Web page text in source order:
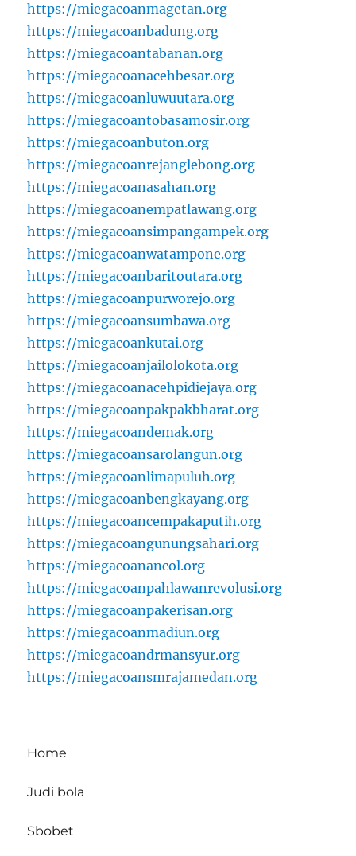
https://miegacoanmagetan.org
https://miegacoanbadung.org
https://miegacoantabanan.org
https://miegacoanacehbesar.org
https://miegacoanluwuutara.org
https://miegacoantobasamosir.org
https://miegacoanbuton.org
https://miegacoanrejanglebong.org
https://miegacoanasahan.org
https://miegacoanempatlawang.org
https://miegacoansimpangampek.org
https://miegacoanwatampone.org
https://miegacoanbaritoutara.org
https://miegacoanpurworejo.org
https://miegacoansumbawa.org
https://miegacoankutai.org
https://miegacoanjailolokota.org
https://miegacoanacehpidiejaya.org
https://miegacoanpakpakbharat.org
https://miegacoandemak.org
https://miegacoansarolangun.org
https://miegacoanlimapuluh.org
https://miegacoanbengkayang.org
https://miegacoancempakaputih.org
https://miegacoangunungsahari.org
https://miegacoanancol.org
https://miegacoanpahlawanrevolusi.org
https://miegacoanpakerisan.org
https://miegacoanmadiun.org
https://miegacoandrmansyur.org
https://miegacoansmrajamedan.org
Home
Judi bola
Sbobet